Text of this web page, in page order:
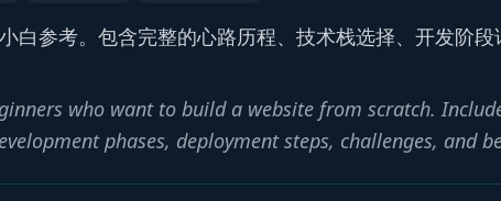
白参考。包含完整的心路历程、技术栈选择、开发阶
who want to build a website from scratch.
phases, deployment steps, challenges, and